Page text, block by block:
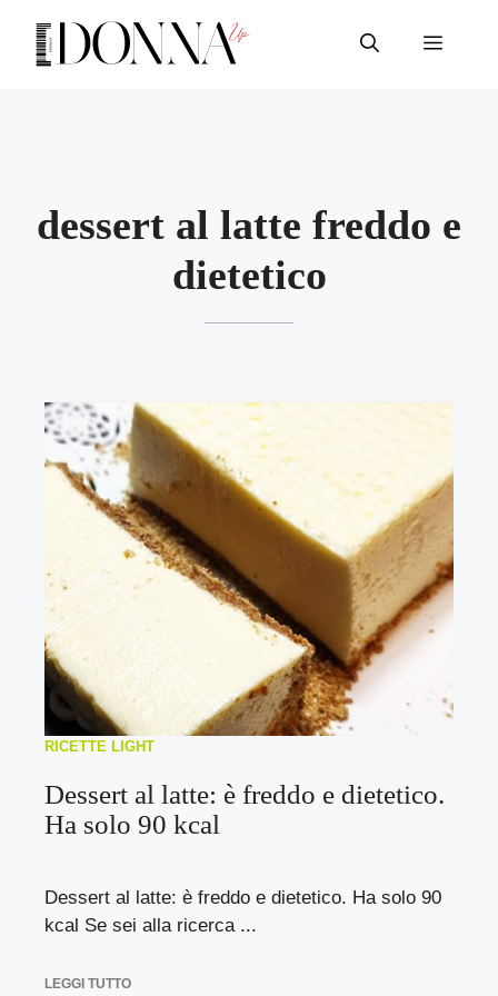
contenuto
Menu
dessert al latte freddo e
dietetico
RICETTE LIGHT
Dessert al latte: è freddo e dietetico.
Ha solo 90 kcal
Dessert al latte: è freddo e dietetico. Ha solo 90
kcal Se sei alla ricerca ...
LEGGI TUTTO